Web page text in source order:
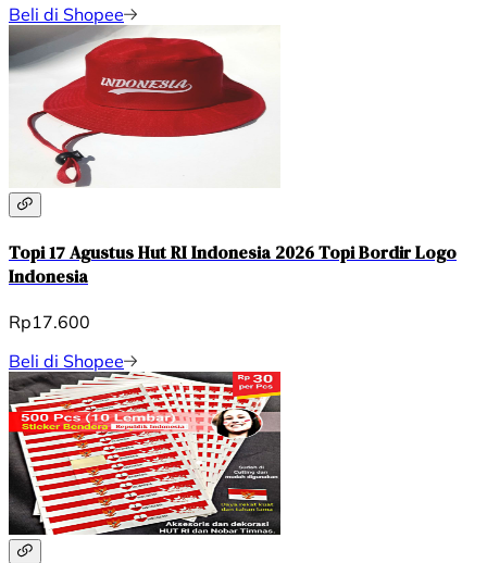
Beli di Shopee
Topi 17 Agustus Hut RI Indonesia 2026 Topi Bordir Logo
Indonesia
Rp17.600
Beli di Shopee